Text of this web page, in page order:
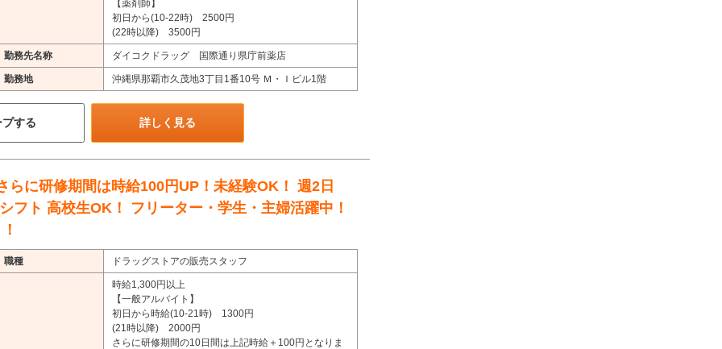
【薬剤師】
初日から(10-22時) 2500円
(22時以降) 3500円
勤務先名称 ダイコクドラッグ 国際通り県庁前薬店
勤務地 沖縄県那覇市久茂地3丁目1番10号 Ｍ・Ｉビル1階
する 詳しく見る
らに研修期間は時給100円UP！未経験OK！ 週2日
フト 高校生OK！ フリーター・学生・主婦活躍中！
職種 ドラッグストアの販売スタッフ
時給1,300円以上
【一般アルバイト】
初日から時給(10-21時) 1300円
(21時以降) 2000円
さらに研修期間の10日間は上記時給＋100円となりま